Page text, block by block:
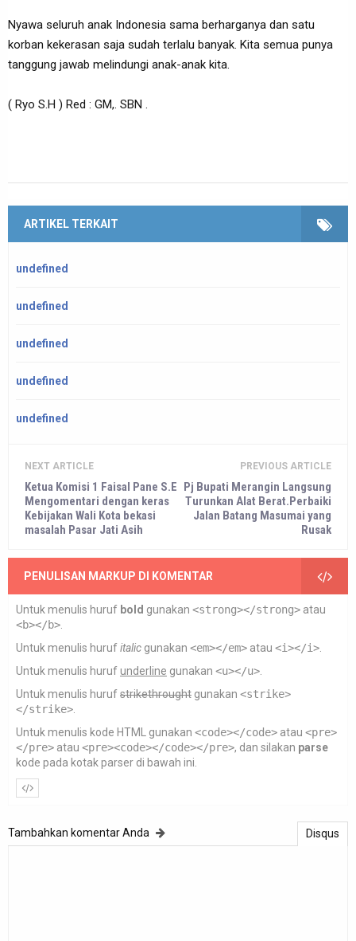
Nyawa seluruh anak Indonesia sama berharganya dan satu
korban kekerasan saja sudah terlalu banyak. Kita semua punya
tanggung jawab melindungi anak-anak kita.
( Ryo S.H ) Red : GM,. SBN .
ARTIKEL TERKAIT
undefined
undefined
undefined
undefined
undefined
NEXT ARTICLE
Ketua Komisi 1 Faisal Pane S.E
Mengomentari dengan keras
Kebijakan Wali Kota bekasi
masalah Pasar Jati Asih
PREVIOUS ARTICLE
Pj Bupati Merangin Langsung
Turunkan Alat Berat.Perbaiki
Jalan Batang Masumai yang
Rusak
PENULISAN MARKUP DI KOMENTAR
Untuk menulis huruf bold gunakan <strong></strong> atau
<b></b>
Untuk menulis hurufitalic gunakan <em></em> atau <i></i>
Untuk menulis hurufunderline gunakan <u></u>
Untuk menulis hurufstrikethrought gunakan <strike>
</strike>
Untuk menulis kode HTML gunakan <code></code> atau <pre>
</pre> atau <pre><code></code></pre>, dan silakan parse
kode pada kotak parser di bawah ini.
Disqus
Tambahkan komentar Anda